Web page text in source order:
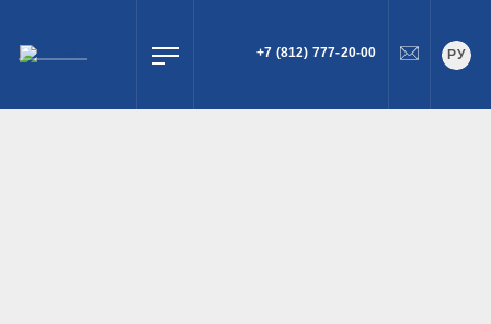
ПОИСК
+7 (812) 777-20-00 РУ